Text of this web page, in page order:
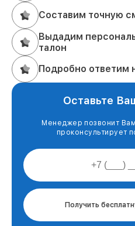
Составим точную
Выдадим
талон
Подробно ответим
Оставьте
Менеджер позвонит
проконсультирует
Получить